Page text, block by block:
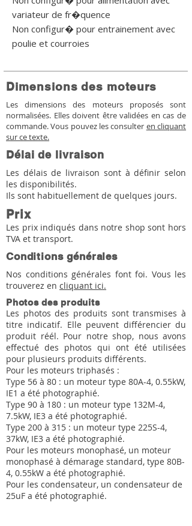
variateur de fr�quence
Non configur� pour entrainement avec
poulie et courroies
Dimensions des moteurs
Les dimensions des moteurs proposés sont
normalisées. Elles doivent être validées en cas de
commande. Vous pouvez les consulter en cliquant
sur ce texte.
Délai de livraison
Les délais de livraison sont à définir selon
les disponibilités.
Ils sont habituellement de quelques jours.
Prix
Les prix indiqués dans notre shop sont hors
TVA et transport.
Conditions générales
Nos conditions générales font foi. Vous les
trouverez en cliquant ici.
Photos des produits
Les photos des produits sont transmises à
titre indicatif. Elle peuvent différencier du
produit réél. Pour notre shop, nous avons
effectué des photos qui ont été utilisées
pour plusieurs produits différents.
Pour les moteurs triphasés :
Type 56 à 80 : un moteur type 80A-4, 0.55kW,
IE1 a été photographié.
Type 90 à 180 : un moteur type 132M-4,
7.5kW, IE3 a été photographié.
Type 200 à 315 : un moteur type 225S-4,
37kW, IE3 a été photographié.
Pour les moteurs monophasé, un moteur
monophasé à démarage standard, type 80B-
4, 0.55kW a été photographié.
Pour les condensateur, un condensateur de
25uF a été photographié.